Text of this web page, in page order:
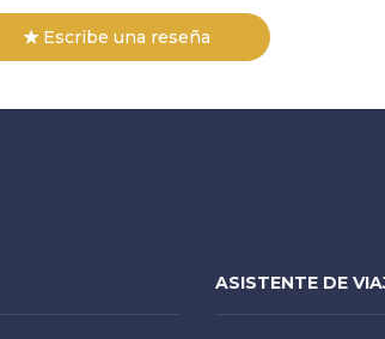
Escribe una reseña
ASISTENTE DE